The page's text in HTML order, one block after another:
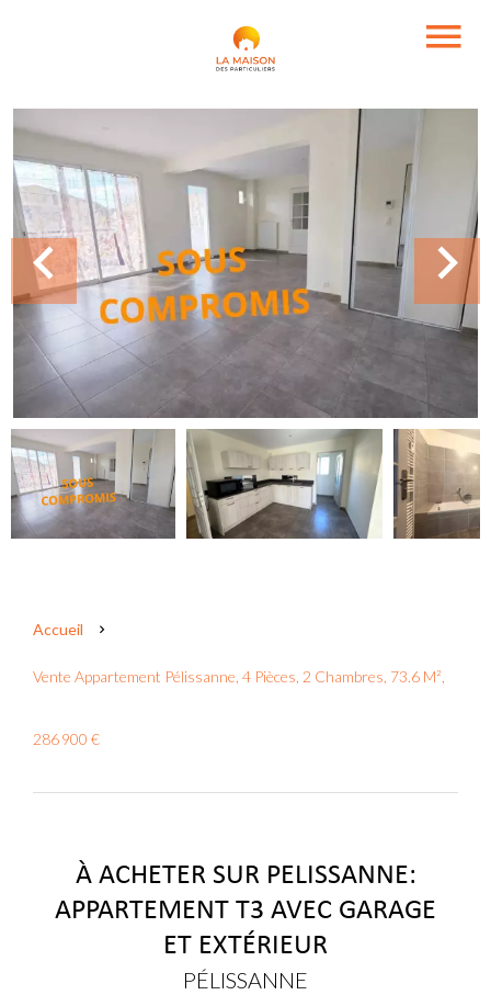
Accueil
Vente Appartement Pélissanne, 4 Pièces, 2 Chambres, 73.6 M²,
286 900 €
À ACHETER SUR PELISSANNE:
APPARTEMENT T3 AVEC GARAGE
ET EXTÉRIEUR
PÉLISSANNE